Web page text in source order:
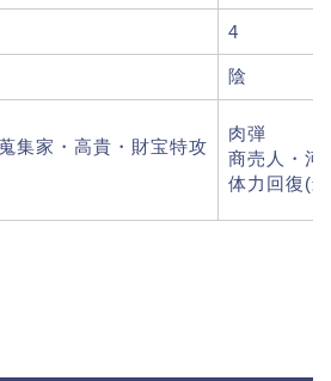
4
陰
集家・高貴・財宝特攻
肉弾
商売人・河
体力回復(